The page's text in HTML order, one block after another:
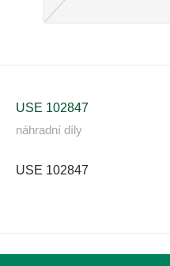
USE 102847
náhradní díly
USE 102847